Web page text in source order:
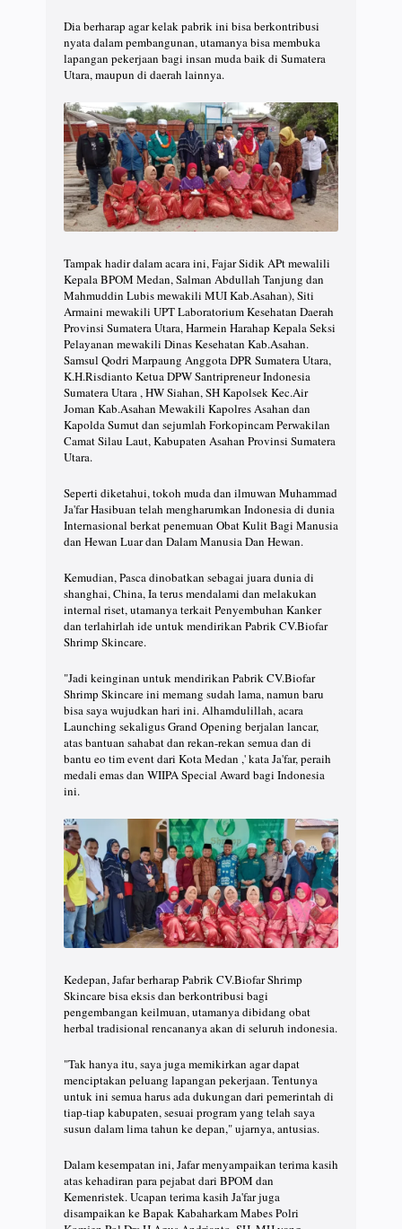
Dia berharap agar kelak pabrik ini bisa berkontribusi
nyata dalam pembangunan, utamanya bisa membuka
lapangan pekerjaan bagi insan muda baik di Sumatera
Utara, maupun di daerah lainnya.
Tampak hadir dalam acara ini, Fajar Sidik APt mewalili
Kepala BPOM Medan, Salman Abdullah Tanjung dan
Mahmuddin Lubis mewakili MUI Kab.Asahan), Siti
Armaini mewakili UPT Laboratorium Kesehatan Daerah
Provinsi Sumatera Utara, Harmein Harahap Kepala Seksi
Pelayanan mewakili Dinas Kesehatan Kab.Asahan.
Samsul Qodri Marpaung Anggota DPR Sumatera Utara,
K.H.Risdianto Ketua DPW Santripreneur Indonesia
Sumatera Utara , HW Siahan, SH Kapolsek Kec.Air
Joman Kab.Asahan Mewakili Kapolres Asahan dan
Kapolda Sumut dan sejumlah Forkopincam Perwakilan
Camat Silau Laut, Kabupaten Asahan Provinsi Sumatera
Utara.
Seperti diketahui, tokoh muda dan ilmuwan Muhammad
Ja'far Hasibuan telah mengharumkan Indonesia di dunia
Internasional berkat penemuan Obat Kulit Bagi Manusia
dan Hewan Luar dan Dalam Manusia Dan Hewan.
Kemudian, Pasca dinobatkan sebagai juara dunia di
shanghai, China, Ia terus mendalami dan melakukan
internal riset, utamanya terkait Penyembuhan Kanker
dan terlahirlah ide untuk mendirikan Pabrik CV.Biofar
Shrimp Skincare.
"Jadi keinginan untuk mendirikan Pabrik CV.Biofar
Shrimp Skincare ini memang sudah lama, namun baru
bisa saya wujudkan hari ini. Alhamdulillah, acara
Launching sekaligus Grand Opening berjalan lancar,
atas bantuan sahabat dan rekan-rekan semua dan di
bantu eo tim event dari Kota Medan ,' kata Ja'far, peraih
medali emas dan WIIPA Special Award bagi Indonesia
ini.
Kedepan, Jafar berharap Pabrik CV.Biofar Shrimp
Skincare bisa eksis dan berkontribusi bagi
pengembangan keilmuan, utamanya dibidang obat
herbal tradisional rencananya akan di seluruh indonesia.
"Tak hanya itu, saya juga memikirkan agar dapat
menciptakan peluang lapangan pekerjaan. Tentunya
untuk ini semua harus ada dukungan dari pemerintah di
tiap-tiap kabupaten, sesuai program yang telah saya
susun dalam lima tahun ke depan," ujarnya, antusias.
Dalam kesempatan ini, Jafar menyampaikan terima kasih
atas kehadiran para pejabat dari BPOM dan
Kemenristek. Ucapan terima kasih Ja'far juga
disampaikan ke Bapak Kabaharkam Mabes Polri